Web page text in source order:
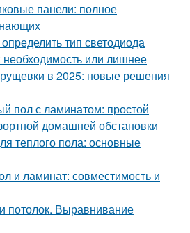
панели: полное
тип светодиода
или лишнее
в 2025: новые решения
пол с ламинатом: простой
домашней обстановки
теплого пола: основные
и ламинат: совместимость и
потолок. Выравнивание